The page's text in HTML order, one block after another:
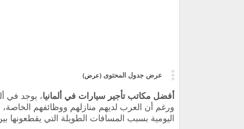
عرض جدول المحتوى (عرض)
أفضل مكاتب تأجير سيارات في ألمانيا، يوجد في
ورغم أن العرب لديهم منازلهم ووظائفهم الخاصة،
اليومية بسبب المسافات الطويلة التي يقطعونها